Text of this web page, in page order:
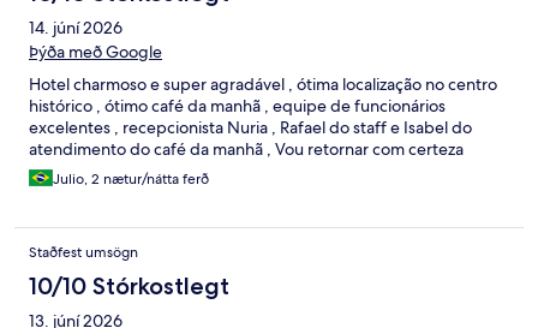
14. júní 2026
Þýða með Google
Hotel charmoso e super agradável , ótima localização no centro
histórico , ótimo café da manhã , equipe de funcionários
excelentes , recepcionista Nuria , Rafael do staff e Isabel do
atendimento do café da manhã , Vou retornar com certeza
Julio, 2 nætur/nátta ferð
Staðfest umsögn
10/10 Stórkostlegt
13. júní 2026